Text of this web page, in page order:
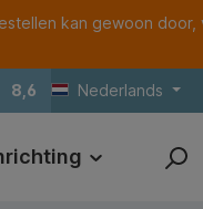
kan gewoon door,
8,6 Nederlands
Print